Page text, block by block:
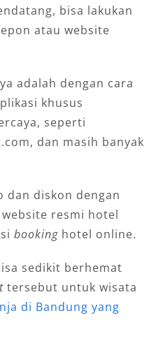
bisa lakukan
atau website
adalah dengan cara
khusus
seperti
dan masih banyak
dan diskon dengan
resmi hotel
bookinghotel online.
sedikit berhemat
tersebut untuk wisata
di Bandung yang